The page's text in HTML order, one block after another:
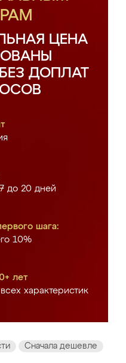
ЦЕНА
ДОПЛАТ
до 20 дней
шага:
10%
лет
характеристик
Сначала дешевле